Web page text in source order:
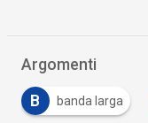
Argomenti
banda larga B